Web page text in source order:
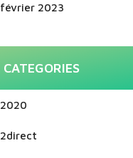
février 2023
CATEGORIES
2020
2direct